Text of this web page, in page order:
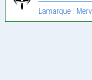
Lamarque :